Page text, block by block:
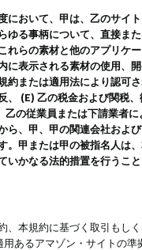
において、甲は、乙のサイ
ゆる事柄について、直接ま
れらの素材と他のアプリ
に表示される素材の使用、
約または適用法により認可
、 (E) 乙の税金および関税
の従業員または下請業者
ら、甲、甲の関連会社およ
。甲または甲の被指名人は
いかなる法的措置を行うこ
、本規約に基づく取引もし
用あるアマゾン・サイトの